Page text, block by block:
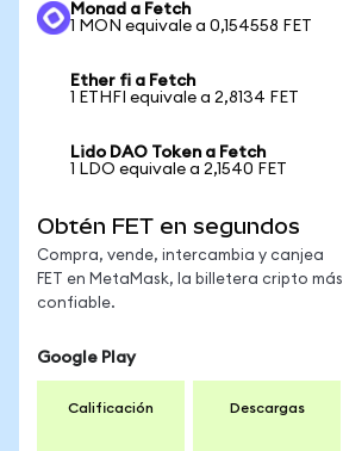
Monad a Fetch
1 MON equivale a 0,154558 FET
Ether fi a Fetch
1 ETHFI equivale a 2,8134 FET
Lido DAO Token a Fetch
1 LDO equivale a 2,1540 FET
Obtén FET en segundos
Compra, vende, intercambia y canjea
FET en MetaMask, la billetera cripto más
confiable.
Google Play
Calificación Descargas